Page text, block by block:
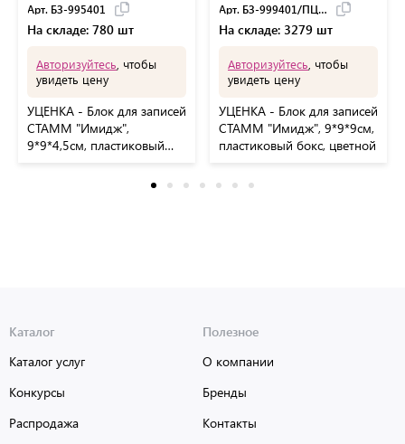
Арт. БЗ-995401
На складе: 780 шт
Авторизуйтесь , чтобы
увидеть цену
УЦЕНКА - Блок для записей
СТАММ "Имидж",
9*9*4,5см, пластиковый
Арт. БЗ-999401/ПЦ41
На складе: 3279 шт
Авторизуйтесь , чтобы
увидеть цену
УЦЕНКА - Блок для записей
СТАММ "Имидж", 9*9*9см,
пластиковый бокс, цветной
Каталог
Каталог услуг
Конкурсы
Распродажа
Полезное
О компании
Бренды
Контакты